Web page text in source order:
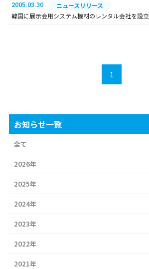
2005.03.30
ニュースリリース
韓国に展示会用システム機材のレンタル会社を設立
1
お知らせ一覧
全て
2026年
2025年
2024年
2023年
2022年
2021年